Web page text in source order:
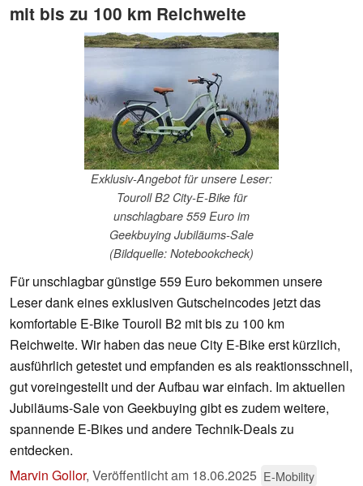
mit bis zu 100 km Reichweite
Exklusiv-Angebot für unsere Leser:
Touroll B2 City-E-Bike für
unschlagbare 559 Euro im
Geekbuying Jubiläums-Sale
(Bildquelle: Notebookcheck)
Für unschlagbar günstige 559 Euro bekommen unsere
Leser dank eines exklusiven Gutscheincodes jetzt das
komfortable E-Bike Touroll B2 mit bis zu 100 km
Reichweite. Wir haben das neue City E-Bike erst kürzlich,
ausführlich getestet und empfanden es als reaktionsschnell,
gut voreingestellt und der Aufbau war einfach. Im aktuellen
Jubiläums-Sale von Geekbuying gibt es zudem weitere,
spannende E-Bikes und andere Technik-Deals zu
entdecken.
Marvin Gollor, Veröffentlicht am 18.06.2025 E-Mobility